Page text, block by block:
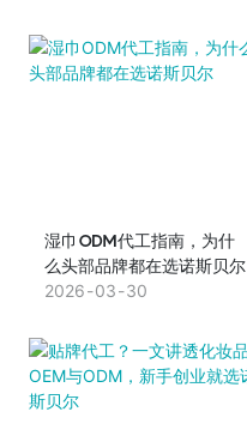
湿巾ODM代工指南，为什
么头部品牌都在选诺斯贝尔
2026 03 30